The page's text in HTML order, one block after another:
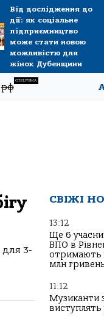
Від дослідження до
дії: як соціальне
підприємництво
може стати новою
можливістю для
жінок Дубенщини
рф
СПЕЦТЕМА
для 3-
СВІЖІ
13:12
Ще 6
ВПО в
отримають
млн
11:12
Музиканти
виступлять